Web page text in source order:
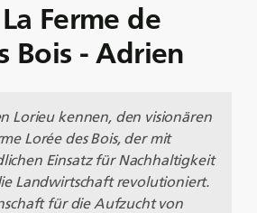
Ferme de
Bois - Adrien
Lorieu kennen, den visionären
Lorée des Bois, der mit
Einsatz für Nachhaltigkeit
Landwirtschaft revolutioniert.
für die Aufzucht von